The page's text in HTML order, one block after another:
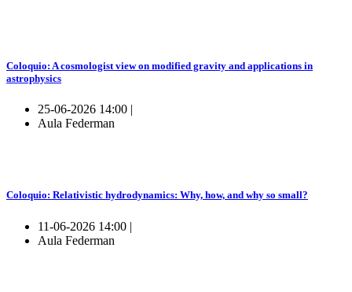
Coloquio: A cosmologist view on modified gravity and applications in
astrophysics
25-06-2026 14:00 |
Aula Federman
Coloquio: Relativistic hydrodynamics: Why, how, and why so small?
11-06-2026 14:00 |
Aula Federman